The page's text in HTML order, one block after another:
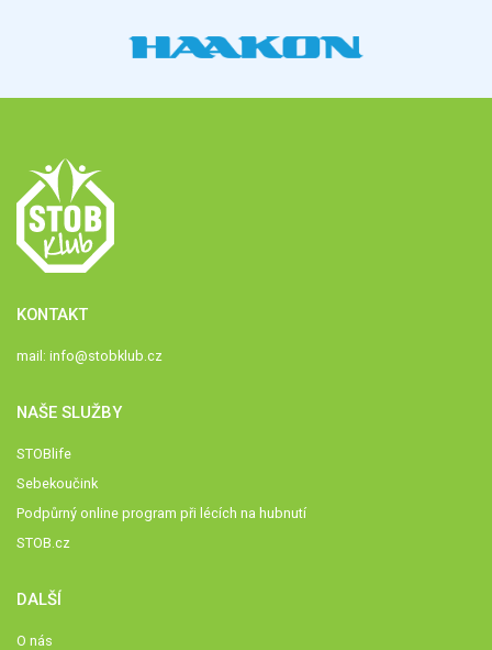
KONTAKT
mail: info@stobklub.cz
NAŠE SLUŽBY
STOBlife
Sebekoučink
Podpůrný online program při lécích na hubnutí
STOB.cz
DALŠÍ
O nás